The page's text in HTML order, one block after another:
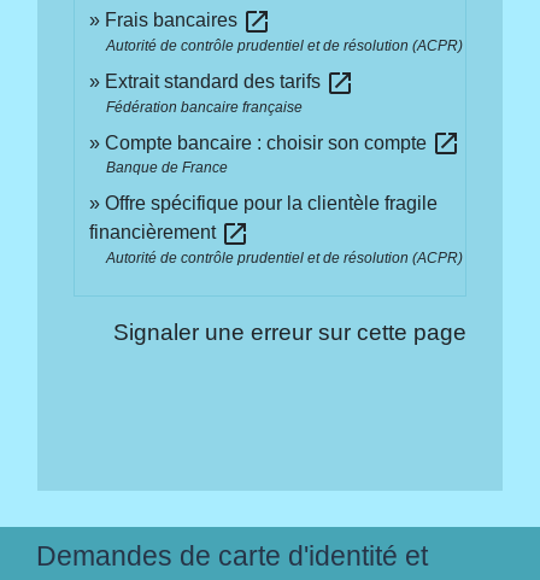
Frais bancaires open_in_new
Autorité de contrôle prudentiel et de résolution (ACPR)
Extrait standard des tarifs open_in_new
Fédération bancaire française
Compte bancaire : choisir son compte open_in_new
Banque de France
Offre spécifique pour la clientèle fragile
financièrement open_in_new
Autorité de contrôle prudentiel et de résolution (ACPR)
Signaler une erreur sur cette page
Demandes de carte d'identité et